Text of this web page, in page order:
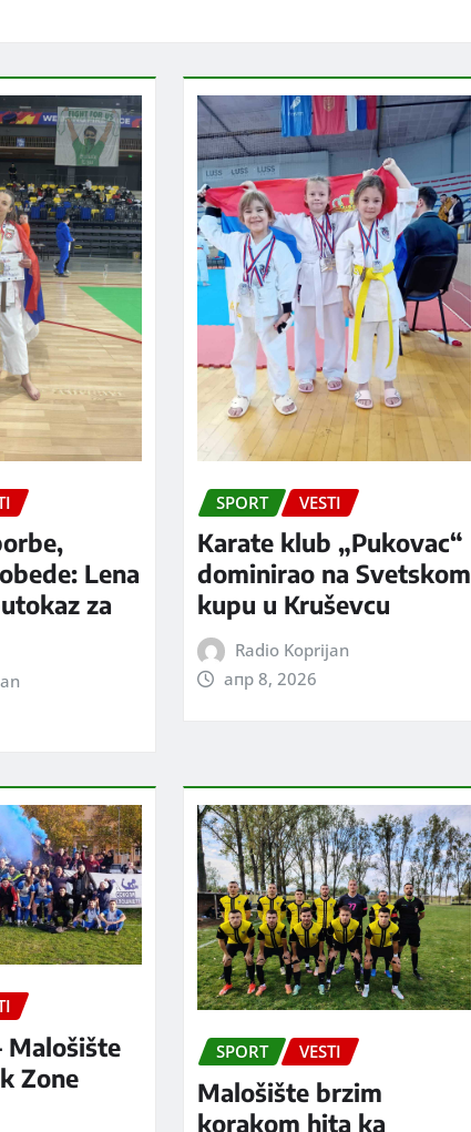
Lena
za
SPORT VESTI
Karate klub „Pukovac“
dominirao na Svetskom
kupu u Kruševcu
Radio Koprijan
апр 8, 2026
Malošište
Zone
SPORT VESTI
Malošište brzim
korakom hita ka